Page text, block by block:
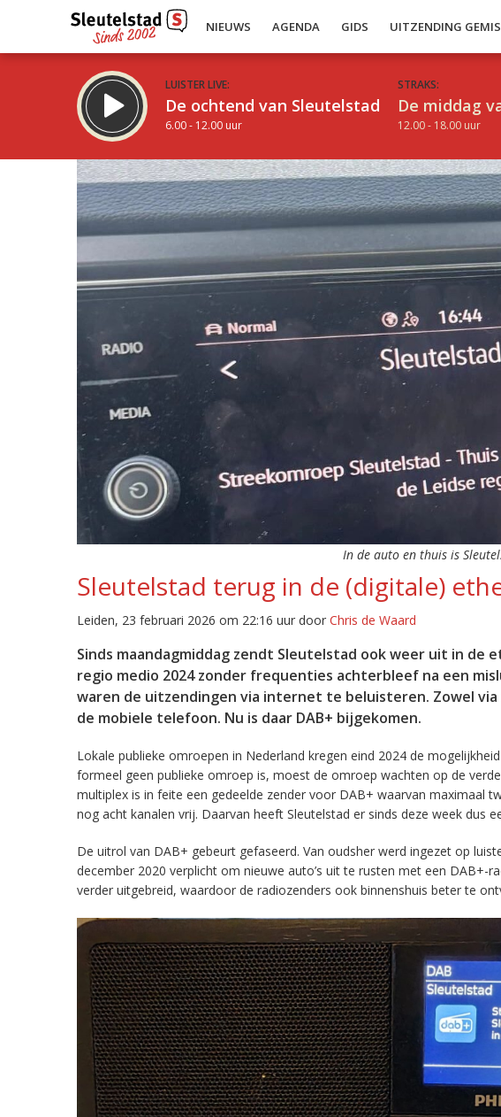
NIEUWS AGENDA GIDS UITZENDING
LUISTER LIVE:
De ochtend van Sleutelstad
6.00 - 12.00 uur
STRAKS:
De middag
12.00 - 18.00 uur
In de auto en thuis is
Sleutelstad terug in de (digitale)
Leiden, 23 februari 2026 om 22:16 uur door Chris de Waard
Sinds maandagmiddag zendt Sleutelstad ook weer uit in de
regio medio 2024 zonder frequenties achterbleef na een
waren de uitzendingen via internet te beluisteren. Zowel
de mobiele telefoon. Nu is daar DAB+ bijgekomen.
Lokale publieke omroepen in Nederland kregen eind 2024 de
formeel geen publieke omroep is, moest de omroep wachten op de
multiplex is in feite een gedeelde zender voor DAB+ waarvan maximaal
nog acht kanalen vrij. Daarvan heeft Sleutelstad er sinds deze week dus
De uitrol van DAB+ gebeurt gefaseerd. Van oudsher werd ingezet op
december 2020 verplicht om nieuwe auto’s uit te rusten met een DAB+-
verder uitgebreid, waardoor de radiozenders ook binnenshuis beter te